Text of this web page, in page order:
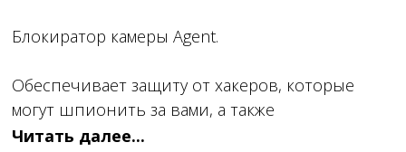
Блокиратор камеры Agent.
Обеспечивает защиту от хакеров, которые
могут шпионить за вами, а также
предотвращает появление царапин на камере.
Читать далее...